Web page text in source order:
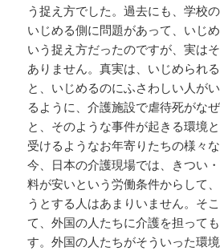
う捉え方でした。過去にも、学校
いじめる側に問題があって、いじ
いう捉え方だったのですが、実は
ありません。真実は、いじめられ
と、いじめるのにふさわしい人が
るように、介護施設で虐待死がな
と、そのような事件が起きる環境
受けるようなお年寄りたちの様々
今、日本の介護現場では、きつい
料が安いという労働条件からして
うとする人はあまりいません。そ
て、外国の人たちに介護を担って
す。外国の人たちがそういった環